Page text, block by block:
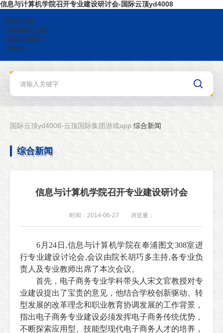
信息与计算机学院召开专业建设研讨会-国际云顶yd4008
国际云顶
yd4008-云顶
国际集团游
戏app
国际云顶yd4008-云顶国际集团游戏app 综合新闻
综合新闻
信息与计算机学院召开专业建设研讨会
时间：2014-06-27 浏览量：
6 月 24 日,信息与计算机学院在奉浦图文308室进
行专业建设讨论会,会议由院长胡巧多主持,各专业负
责人及专业教师出席了本次会议。
首先，电子商务专业学科带头人宋文官教授对专
业建设提出了宝贵的意见，他结合学校创新驱动、转
型发展的改革理念和职业教育协调发展的工作背景，
指出电子商务专业建设必须发挥电子商务传统优势，
不断探索应用型、技能型现代电子商务人才的培养，